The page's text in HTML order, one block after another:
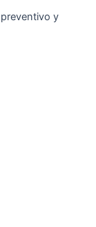
preventivo y